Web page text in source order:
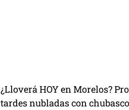
¿Lloverá HOY en Morelos?
tardes nubladas con